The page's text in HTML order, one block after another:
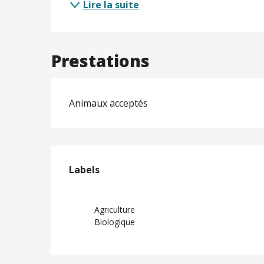
Lire la suite
Prestations
Animaux acceptés
Offres de
Labels
Labels
Agriculture
Biologique